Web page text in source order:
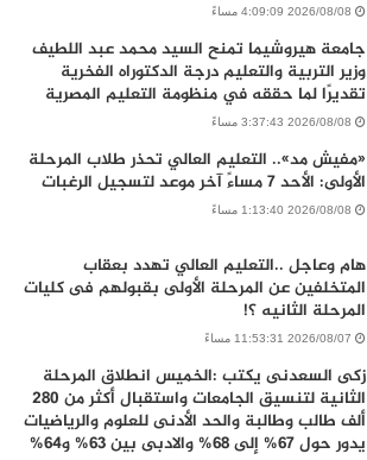
2026/08/08 4:09:09 مساءً
جامعة هيروشيما تمنح السيد محمد عبد اللطيف
وزير التربية والتعليم درجة الدكتوراه الفخرية
تقديرًا لما حققه في منظومة التعليم المصرية
2026/08/08 3:37:43 مساءً
«مفيش مد».. التعليم العالي تحذر طلاب المرحلة
الأولى: الأحد 7 مساءً آخر موعد لتسجيل الرغبات
2026/08/08 1:13:40 مساءً
هام وعاجل ..التعليم العالي تهدد بعقاب
المتخلفين عن المرحلة الأولى بقبولهم فى كليات
المرحلة الثانيه ؟!
2026/08/07 11:53:31 مساءً
زكى السعدنى يكتب :الخميس انطلاق المرحلة
الثانية لتنسيق الجامعات واستقبال أكثر من 280
ألف طالب وطالبة والحد الأدنى للعلوم والرياضيات
يدور حول 67% إلى 68% والادبى بين 63% و64%